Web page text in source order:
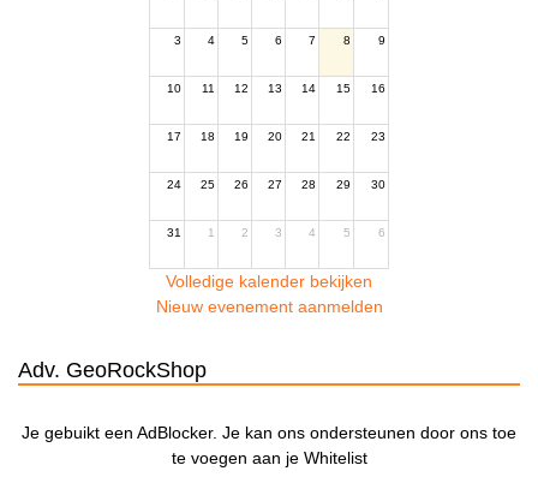
3 4 5 6 7 8 9
10 11 12 13 14 15 16
17 18 19 20 21 22 23
24 25 26 27 28 29 30
31 1 2 3 4 5 6
Volledige kalender bekijken
Nieuw evenement aanmelden
Adv. GeoRockShop
Je gebuikt een AdBlocker. Je kan ons ondersteunen door ons toe
te voegen aan je Whitelist